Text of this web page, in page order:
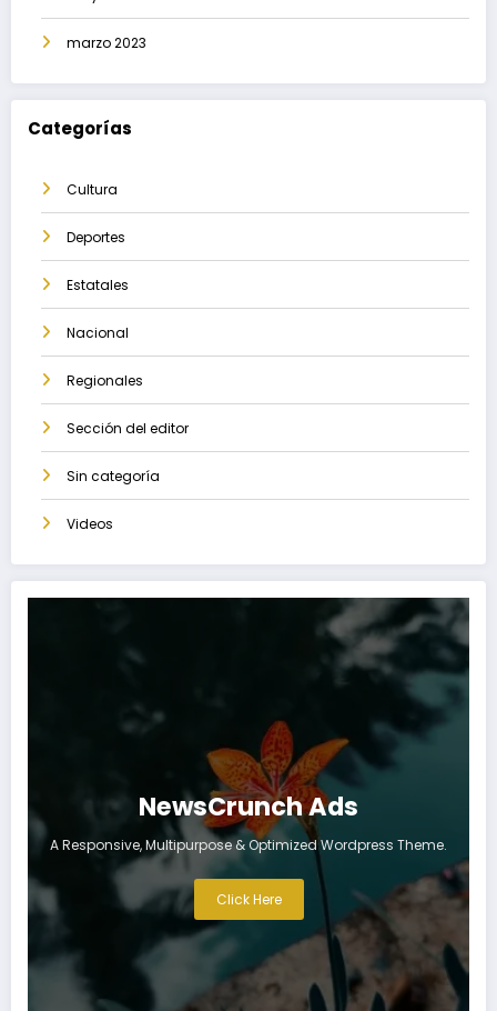
marzo 2023
Categorías
Cultura
Deportes
Estatales
Nacional
Regionales
Sección del editor
Sin categoría
Videos
NewsCrunch Ads
A Responsive, Multipurpose & Optimized Wordpress Theme.
Click Here